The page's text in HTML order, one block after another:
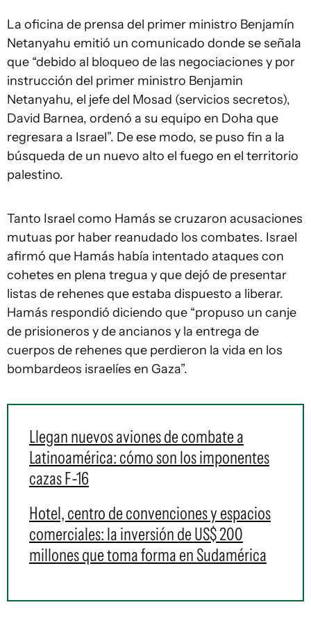
La oficina de prensa del primer ministro Benjamín
Netanyahu emitió un comunicado donde se señala
que “debido al bloqueo de las negociaciones y por
instrucción del primer ministro Benjamin
Netanyahu, el jefe del Mosad (servicios secretos),
David Barnea, ordenó a su equipo en Doha que
regresara a Israel”. De ese modo, se puso fin a la
búsqueda de un nuevo alto el fuego en el territorio
palestino.
Tanto Israel como Hamás se cruzaron acusaciones
mutuas por haber reanudado los combates. Israel
afirmó que Hamás había intentado ataques con
cohetes en plena tregua y que dejó de presentar
listas de rehenes que estaba dispuesto a liberar.
Hamás respondió diciendo que “propuso un canje
de prisioneros y de ancianos y la entrega de
cuerpos de rehenes que perdieron la vida en los
bombardeos israelíes en Gaza”.
Llegan nuevos aviones de combate a
Latinoamérica: cómo son los imponentes
cazas F-16
Hotel, centro de convenciones y espacios
comerciales: la inversión de US$ 200
millones que toma forma en Sudamérica